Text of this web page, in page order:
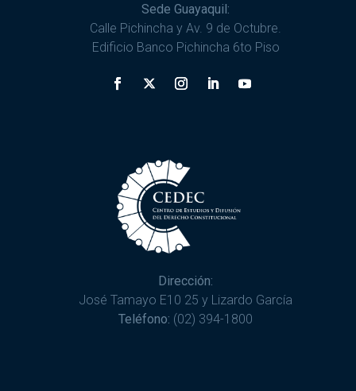
Sede Guayaquil:
Calle Pichincha y Av. 9 de Octubre.
Edificio Banco Pichincha 6to Piso
Dirección:
José Tamayo E10 25 y Lizardo García
Teléfono: (02) 394-1800